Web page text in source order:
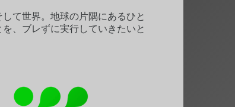
て世界。地球の片隅にあるひと
、ブレずに実行していきたいと